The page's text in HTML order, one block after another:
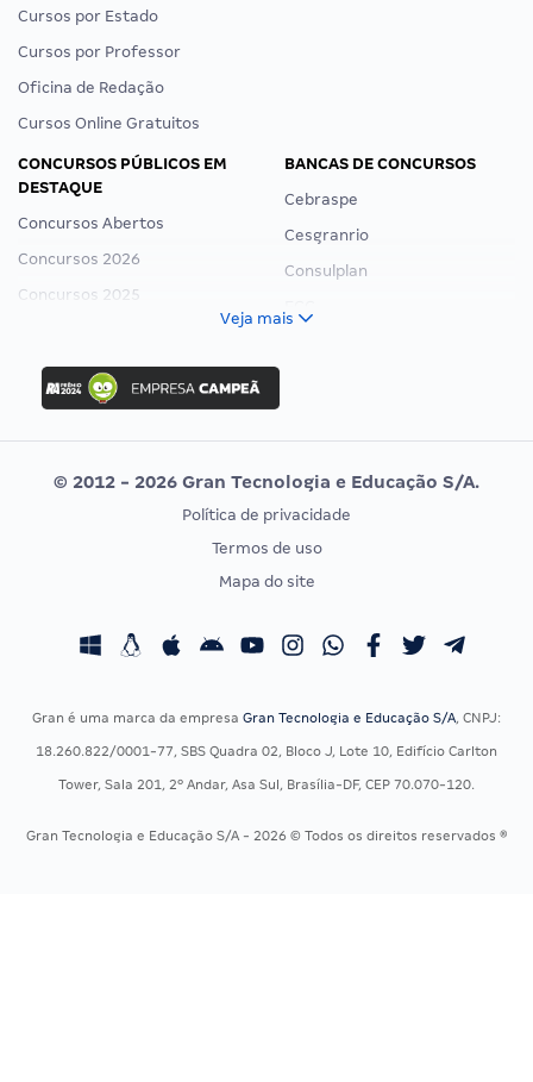
Cursos por Estado
Cursos por Professor
Oficina de Redação
Cursos Online Gratuitos
CONCURSOS PÚBLICOS EM
DESTAQUE
Concursos Abertos
Concursos 2026
Concursos 2025
Concurso Ibama
Concurso MPU
Editais publicados
BANCAS DE CONCURSOS
Cebraspe
Cesgranrio
Consulplan
Vunesp
CONCURSOS POR PROFISSÃO
Concursos Fiscais
Concursos Saúde
Residência Multiprofissional
EXAME DE ORDEM
Calendário OAB
Veja mais
© 2012 - 2026 Gran Tecnologia e Educação S/A.
Política de privacidade
Termos de uso
Mapa do site
Gran é uma marca da empresa Gran Tecnologia e Educação S/A, CNPJ:
18.260.822/0001-77, SBS Quadra 02, Bloco J, Lote 10, Edifício Carlton
Tower, Sala 201, 2º Andar, Asa Sul, Brasília-DF, CEP 70.070-120.
Gran Tecnologia e Educação S/A - 2026 © Todos os direitos reservados ®